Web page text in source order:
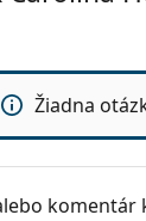
Áno
Áno
Žiadna
komentár